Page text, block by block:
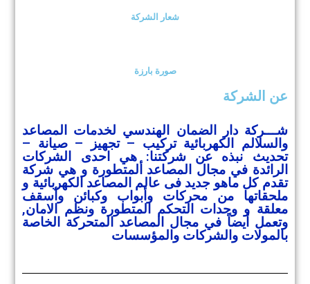
شعار الشركة
صورة بارزة
عن الشركة
شـــركة دار الضمان الهندسي لخدمات المصاعد
والسلالم الكهربائية تركيب – تجهيز – صيانة –
تحديث نبذه عن شركتنا: هي احدى الشركات
الرائدة في مجال المصاعد ألمتطورة و هي شركة
تقدم كل ماهو جديد فى عالم المصاعد الكهربائية و
ملحقاتها من محركات وأبواب وكبائن وأسقف
معلقة و وحدات التحكم المتطورة ونظم الامان,
وتعمل أيضاً في مجال المصاعد المتحركة الخاصة
بالمولات والشركات والمؤسسات